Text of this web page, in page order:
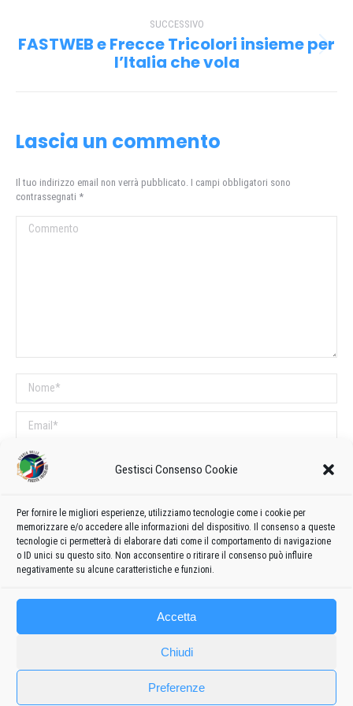
Gestisci Consenso Cookie
Per fornire le migliori esperienze, utilizziamo tecnologie come i cookie per
memorizzare e/o accedere alle informazioni del dispositivo. Il consenso a queste
tecnologie ci permetterà di elaborare dati come il comportamento di navigazione
o ID unici su questo sito. Non acconsentire o ritirare il consenso può influire
negativamente su alcune caratteristiche e funzioni.
Accetta
Chiudi
Preferenze
SUCCESSIVO
Prossimo
post:
FASTWEB e Frecce Tricolori insieme per
l’Italia che vola
Lascia un commento
Il tuo indirizzo email non verrà pubblicato. I campi obbligatori sono
contrassegnati *
Commento
Nome *
Email *
Sito web
COMMENTI SUL POST
Questo sito utilizza Akismet per ridurre lo spam.Scopri come vengono
elaborati i dati derivati dai commenti.